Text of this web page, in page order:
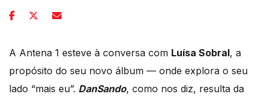
A Antena 1 esteve à conversa com Luísa Sobral, a
propósito do seu novo álbum — onde explora o seu
lado “mais eu”. DanSando, como nos diz, resulta da